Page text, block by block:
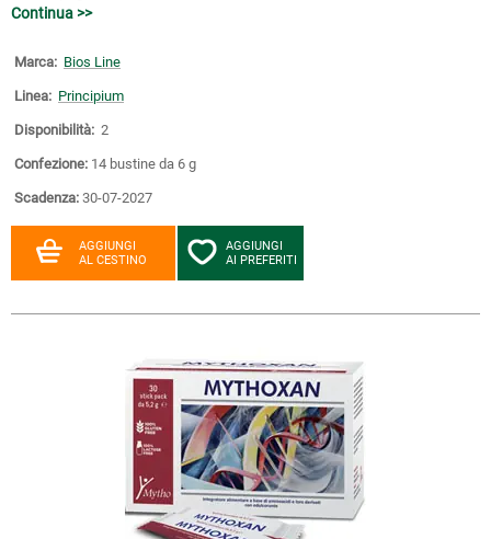
Continua >>
Marca: Bios Line
Linea: Principium
Disponibilità: 2
Confezione: 14 bustine da 6 g
Scadenza: 30-07-2027
AGGIUNGI
AL CESTINO
AGGIUNGI
AI PREFERITI